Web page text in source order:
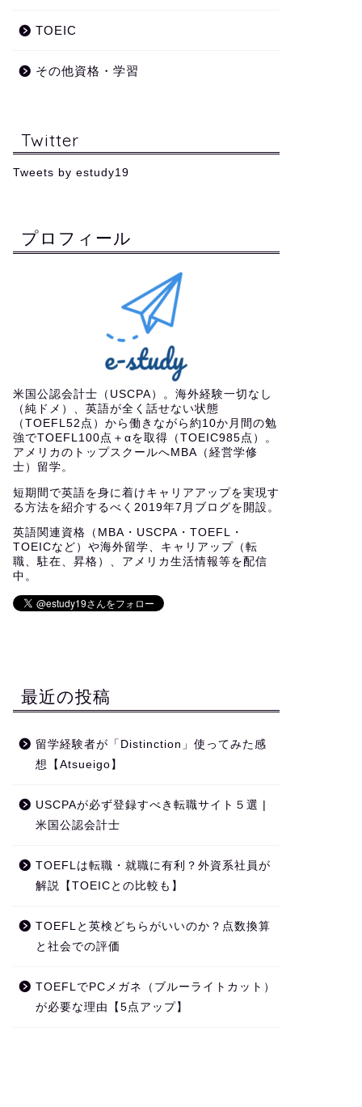
TOEIC
その他資格・学習
Twitter
Tweets by estudy19
プロフィール
米国公認会計士（USCPA）。海外経験一切なし
（純ドメ）、英語が全く話せない状態
（TOEFL52点）から働きながら約10か月間の勉
強でTOEFL100点＋αを取得（TOEIC985点）。
アメリカのトップスクールへMBA（経営学修
士）留学。
短期間で英語を身に着けキャリアアップを実現す
る方法を紹介するべく2019年7月ブログを開設。
英語関連資格（MBA・USCPA・TOEFL・
TOEICなど）や海外留学、キャリアップ（転
職、駐在、昇格）、アメリカ生活情報等を配信
中。
最近の投稿
留学経験者が「Distinction」使ってみた感
想【Atsueigo】
USCPAが必ず登録すべき転職サイト５選 |
米国公認会計士
TOEFLは転職・就職に有利？外資系社員が
解説【TOEICとの比較も】
TOEFLと英検どちらがいいのか？点数換算
と社会での評価
TOEFLでPCメガネ（ブルーライトカット）
が必要な理由【5点アップ】